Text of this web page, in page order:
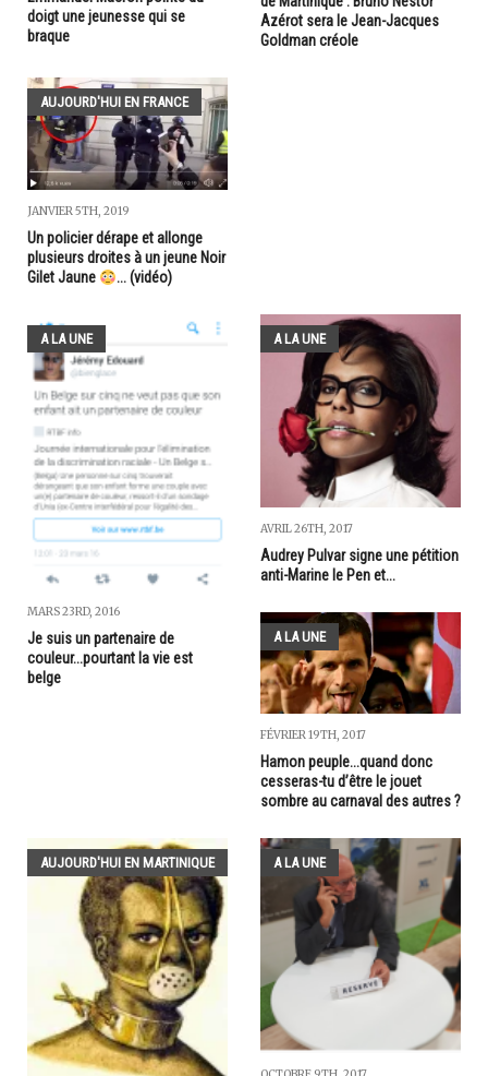
doigt une jeunesse qui se
braque
Azérot sera le Jean-Jacques
Goldman créole
AUJOURD'HUI EN FRANCE
JANVIER 5TH, 2019
Un policier dérape et allonge
plusieurs droites à un jeune Noir
Gilet Jaune
... (vidéo)
A LA UNE
MARS 23RD, 2016
Je suis un partenaire de
couleur...pourtant la vie est
belge
A LA UNE
AVRIL 26TH, 2017
Audrey Pulvar signe une pétition
anti-Marine le Pen et...
A LA UNE
FÉVRIER 19TH, 2017
Hamon peuple...quand donc
cesseras-tu d’être le jouet
sombre au carnaval des autres ?
AUJOURD'HUI EN MARTINIQUE A LA UNE